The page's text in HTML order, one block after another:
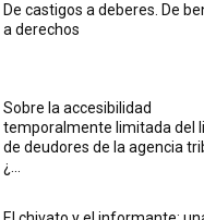
De castigos a deberes. De
a derechos
Sobre la accesibilidad
temporalmente limitada del
de deudores de la agencia
¿...